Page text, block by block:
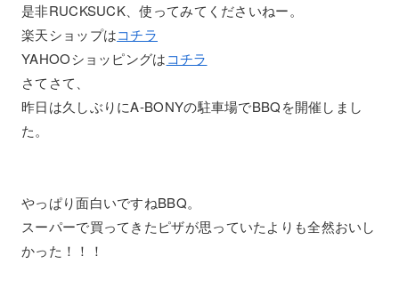
是非RUCKSUCK、使ってみてくださいねー。
楽天ショップはコチラ
YAHOOショッピングはコチラ
さてさて、
昨日は久しぶりにA-BONYの駐車場でBBQを開催しまし
た。
やっぱり面白いですねBBQ。
スーパーで買ってきたピザが思っていたよりも全然おいし
かった！！！